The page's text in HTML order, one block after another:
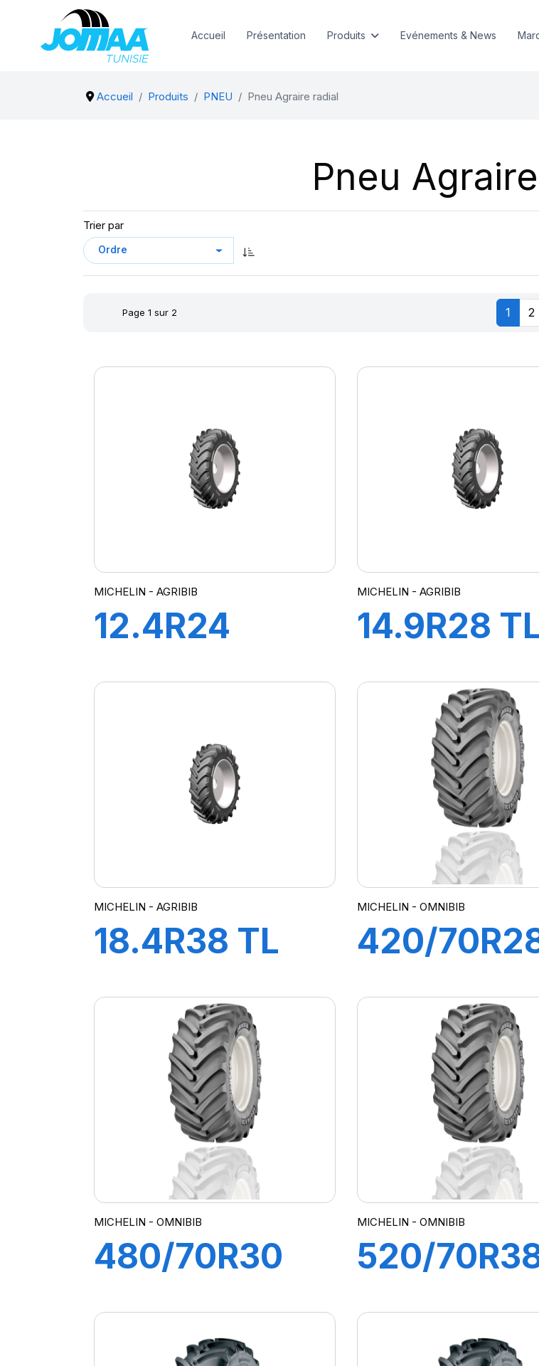
Accueil Présentation Produits Evénements & News
Accueil Produits PNEU Pneu Agraire radial
Pneu
Trier par
Page 1 sur 2 1 2
MICHELIN - AGRIBIB
12.4R24
MICHELIN - AGRIBIB
14.9R28
AGRIBIB
MICHELIN - AGRIBIB
18.4R38 TL
AGRIBIB
MICHELIN - OMNIBIB
420/
OMNIBIB
MICHELIN - OMNIBIB
480/70R30
OMNIBIB
MICHELIN - OMNIBIB
520/